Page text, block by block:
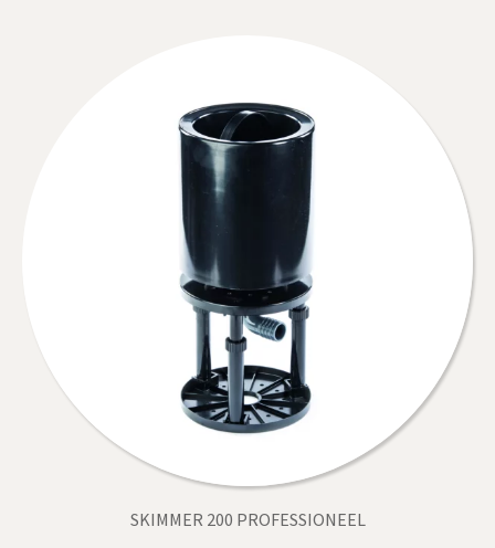
SKIMMER 200 PROFESSIONEEL